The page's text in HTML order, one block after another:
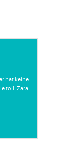
hat keine
toll. Zara